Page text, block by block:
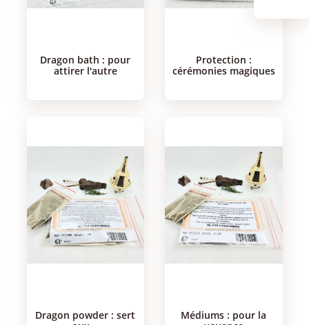
dragon bath : pour
attirer l'autre
protection :
cérémonies magiques
dragon powder : sert
médiums : pour la